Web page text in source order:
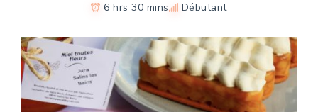
6 hrs 30 mins Débutant